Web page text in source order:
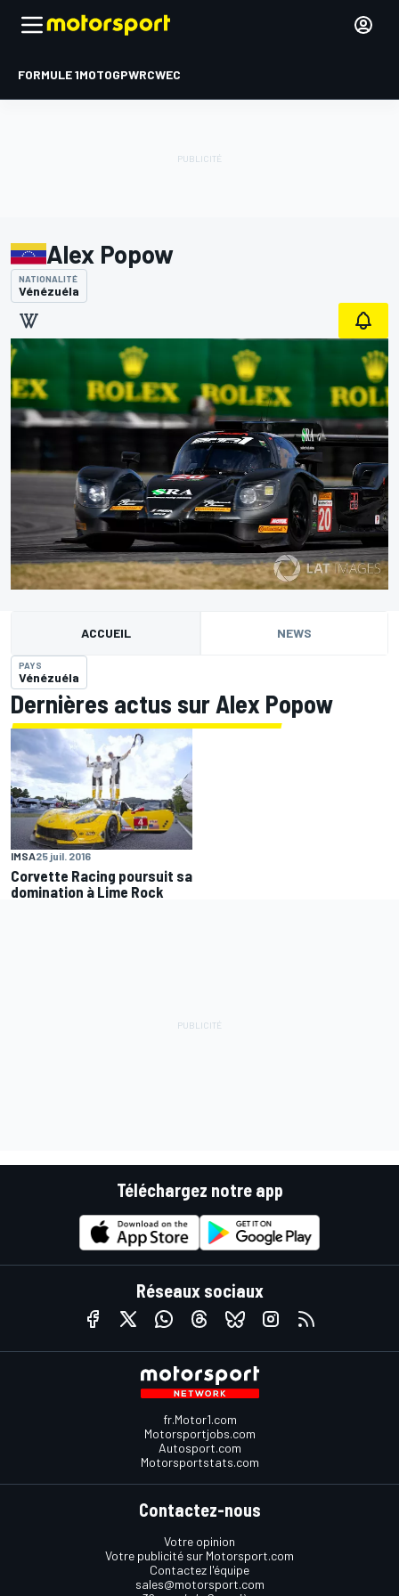
FORMULE 1MOTOGPWRCWEC
Alex Popow
NATIONALITÉ
Vénézuéla
ACCUEIL NEWS
PAYS
Vénézuéla
Dernières actus sur Alex Popow
IMSA25 juil. 2016
Corvette Racing poursuit sa
domination à Lime Rock
Téléchargez notre app
Réseaux sociaux
fr.Motor1.com
Motorsportjobs.com
Autosport.com
Motorsportstats.com
Contactez-nous
Votre opinion
Votre publicité sur Motorsport.com
Contactez l'équipe
sales@motorsport.com